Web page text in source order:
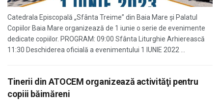
Catedrala Episcopală „Sfânta Treime” din Baia Mare şi Palatul
Copiilor Baia Mare organizează de 1 iunie o serie de evenimente
dedicate copiilor. PROGRAM: 09:00 Sfânta Liturghie Arhierească
11:30 Deschiderea oficială a evenimentului 1 IUNIE 2022 ...
Tinerii din ATOCEM organizează activităţi pentru
copiii băimăreni